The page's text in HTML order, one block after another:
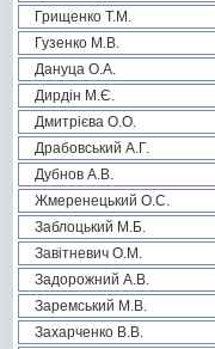
Грищенко Т.М.
Гузенко М.В.
Дануца О.А.
Дирдін М.Є.
Дмитрієва О.О.
Драбовський А.Г.
Дубнов А.В.
Жмеренецький О.С.
Заблоцький М.Б.
Завітневич О.М.
Задорожний А.В.
Заремський М.В.
Захарченко В.В.